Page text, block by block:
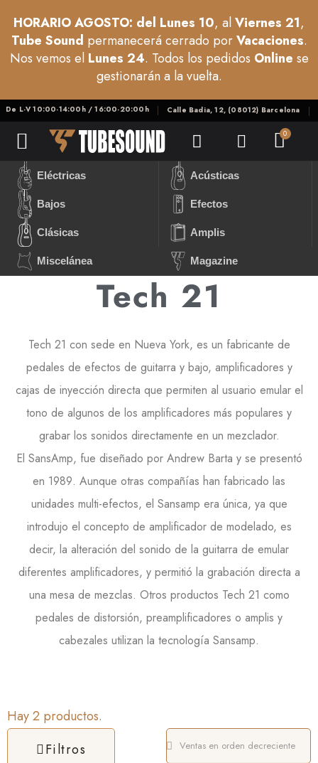
HORARIO AGOSTO: del Lunes 10, alViernes 21,
Tube Sound permanecerá cerrado porVacaciones.
Nos vemos el Lunes 24. Todos los pedidos Online se
gestionarán a la vuelta.
De L-V 10:00-14:00h / 16:00-20:00h Calle Badia, 12, (08012) Barcelona
Eléctricas Acústicas
Bajos Efectos
Clásicas Amplis
Miscelánea Magazine
Tech 21
Tech 21 con sede en Nueva York, es un fabricante de
pedales de efectos de guitarra y bajo, amplificadores y
cajas de inyección directa que permiten al usuario emular el
tono de algunos de los amplificadores más populares y
grabar los sonidos directamente en un mezclador.
El SansAmp, fue diseñado por Andrew Barta y se presentó
en 1989. Aunque otras compañías han fabricado las
unidades multi-efectos, el Sansamp era única, ya que
introdujo el concepto de amplificador de modelado, es
decir, la alteración del sonido de la guitarra de emular
diferentes amplificadores, y permitió la grabación directa a
una mesa de mezclas. Otros productos Tech 21 como
pedales de distorsión, preamplificadores o amplis y
cabezales utilizan la tecnología Sansamp.
Hay 2 productos.
Filtros